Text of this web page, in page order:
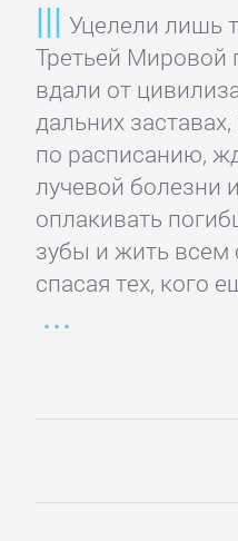
Уцелели лишь
Третьей Мировой
вдали от
дальних
по расписанию,
лучевой болезни
оплакивать
зубы и жить всем
спасая тех, кого
Древневосточная
литература
Зарубежная
классика
Классическая
проза
19